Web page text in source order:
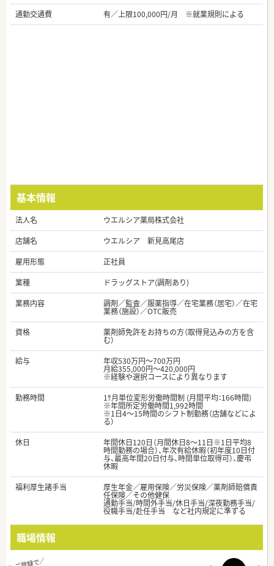
通勤交通費
有／上限100,000円/月 ※就業規則による
基本情報
法人名
ウエルシア薬局株式会社
店舗名
ウエルシア 新見高尾店
雇用形態
正社員
業種
ドラッグストア(調剤あり)
業務内容
調剤／監査／服薬指導／在宅業務（居宅）／在宅
業務（施設）／OTC販売
資格
薬剤師免許をお持ちの方（取得見込みの方を含
む）
給与
年収530万円～700万円
月給355,000円～420,000円
※経験や選択コースにより異なります
勤務時間
1ｹ月単位変形労働時間制 (月間平均：166時間)
※年間所定労働時間1,992時間
※1日4～15時間のシフト制勤務（店舗などによ
る）
休日
年間休日120日（月間休日8～11日※1日平均8
時間勤務の場合）、年次有給休暇（初年度10日付
与、最高年間20日付与、時間単位取得可）、慶弔
休暇
福利厚生諸手当
厚生年金／雇用保険／労災保険／薬剤師賠償責
任保険／その他健保
通勤手当/時間外手当/休日手当/深夜勤務手当/
役職手当/赴任手当 など社内規定に準ずる
職場情報